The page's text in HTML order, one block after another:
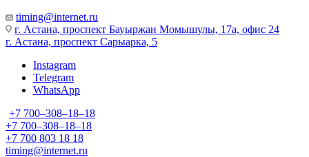
timing@internet.ru
г. Астана, проспект Бауыржан Момышулы, 17а, офис 24
г. Астана, проспект Сарыарка, 5
Instagram
Telegram
WhatsApp
+7 700‒308‒18‒18
+7 700‒308‒18‒18
+7 700 803 18 18
timing@internet.ru